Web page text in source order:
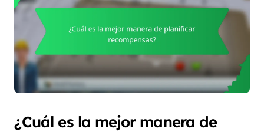
¿Cuál es la mejor manera de